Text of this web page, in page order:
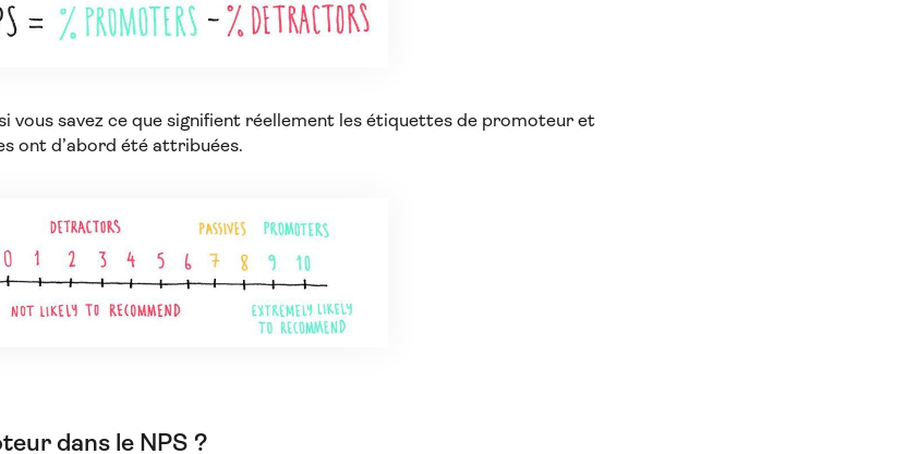
vous savez ce que signifient réellement les étiquettes de promoteur et
ont d’abord été attribuées.
dans le NPS ?